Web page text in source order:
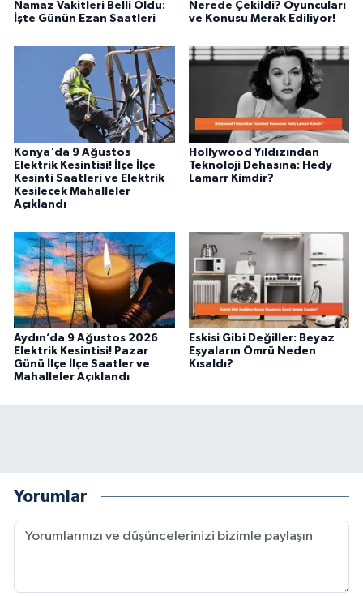
Namaz Vakitleri Belli Oldu:
İşte Günün Ezan Saatleri
Nerede Çekildi? Oyuncuları
ve Konusu Merak Ediliyor!
Konya'da 9 Ağustos
Elektrik Kesintisi! İlçe İlçe
Kesinti Saatleri ve Elektrik
Kesilecek Mahalleler
Açıklandı
Hollywood Yıldızından
Teknoloji Dehasına: Hedy
Lamarr Kimdir?
Aydın’da 9 Ağustos 2026
Elektrik Kesintisi! Pazar
Günü İlçe İlçe Saatler ve
Mahalleler Açıklandı
Eskisi Gibi Değiller: Beyaz
Eşyaların Ömrü Neden
Kısaldı?
Yorumlar